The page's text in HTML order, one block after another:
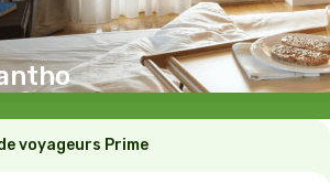
à Cantho
voyageurs Prime